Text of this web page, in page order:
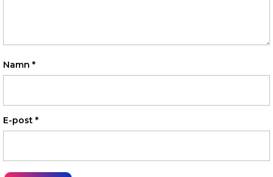
Namn *
E-post *